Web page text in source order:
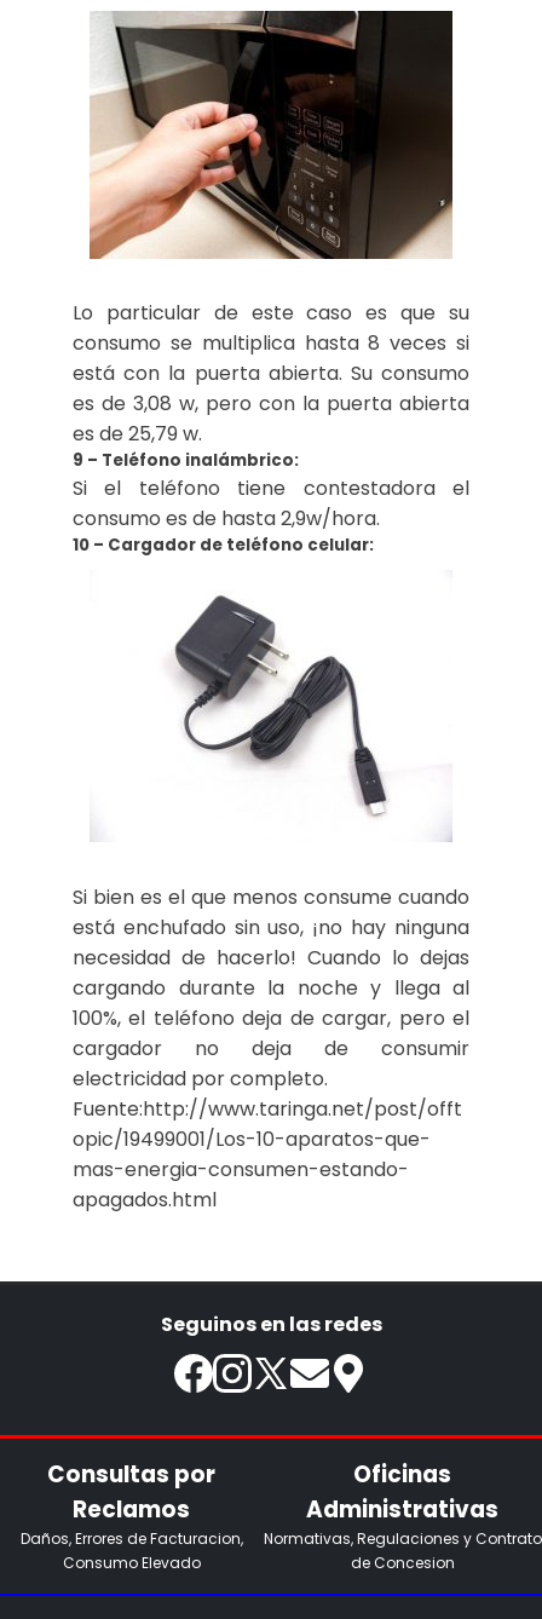
Lo particular de este caso es que su
consumo se multiplica hasta 8 veces si
está con la puerta abierta. Su consumo
es de 3,08 w, pero con la puerta abierta
es de 25,79 w.
9 – Teléfono inalámbrico:
Si el teléfono tiene contestadora el
consumo es de hasta 2,9w/hora.
10 – Cargador de teléfono celular:
Si bien es el que menos consume cuando
está enchufado sin uso, ¡no hay ninguna
necesidad de hacerlo! Cuando lo dejas
cargando durante la noche y llega al
100%, el teléfono deja de cargar, pero el
cargador no deja de consumir
electricidad por completo.
Fuente:http://www.taringa.net/post/offt
opic/19499001/Los-10-aparatos-que-
mas-energia-consumen-estando-
apagados.html
Seguinos en las redes
Consultas por
Reclamos
Daños, Errores de Facturacion,
Consumo Elevado
Oficinas
Administrativas
Normativas, Regulaciones y Contrato
de Concesion